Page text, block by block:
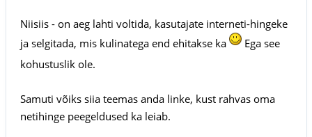
Niisiis - on aeg lahti voltida, kasutajate interneti-hingeke
ja selgitada, mis kulinatega end ehitakse ka
Ega see
kohustuslik ole.
Samuti võiks siia teemas anda linke, kust rahvas oma
netihinge peegeldused ka leiab.